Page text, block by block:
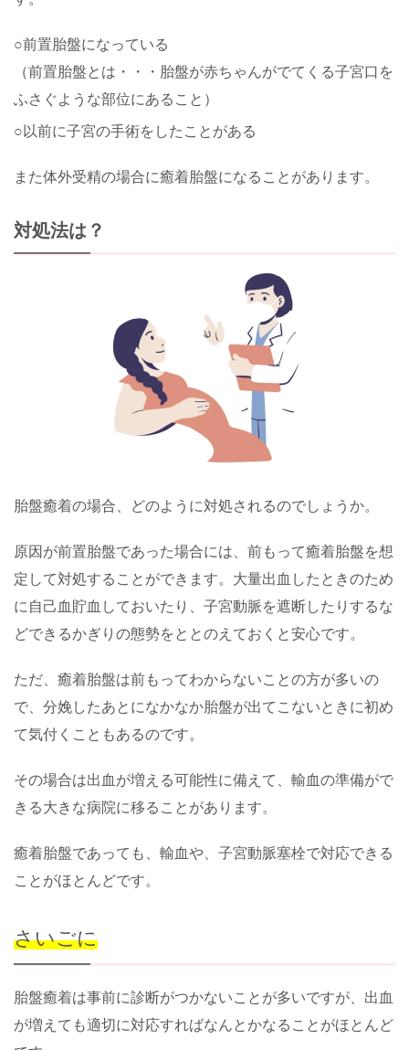
○前置胎盤になっている
（前置胎盤とは・・・胎盤が赤ちゃんがでてくる子宮口を
ふさぐような部位にあること）
○以前に子宮の手術をしたことがある
また体外受精の場合に癒着胎盤になることがあります。
対処法は？
胎盤癒着の場合、どのように対処されるのでしょうか。
原因が前置胎盤であった場合には、前もって癒着胎盤を想
定して対処することができます。大量出血したときのため
に自己血貯血しておいたり、子宮動脈を遮断したりするな
どできるかぎりの態勢をととのえておくと安心です。
ただ、癒着胎盤は前もってわからないことの方が多いの
で、分娩したあとになかなか胎盤が出てこないときに初め
て気付くこともあるのです。
その場合は出血が増える可能性に備えて、輸血の準備がで
きる大きな病院に移ることがあります。
癒着胎盤であっても、輸血や、子宮動脈塞栓で対応できる
ことがほとんどです。
さいごに
胎盤癒着は事前に診断がつかないことが多いですが、出血
が増えても適切に対応すればなんとかなることがほとんど